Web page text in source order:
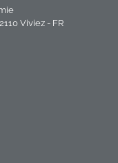
Viviez - FR